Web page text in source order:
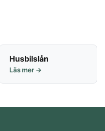
Husbilslån
Läs mer →